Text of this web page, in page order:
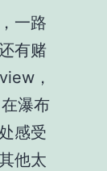
一路
有赌
，
瀑布
感受
他太